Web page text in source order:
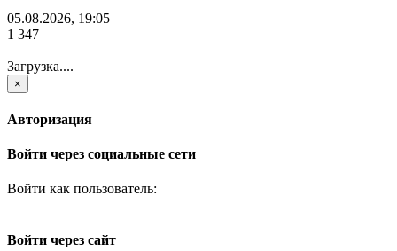
05.08.2026, 19:05
1 347
Загрузка....
×
Авторизация
Войти через социальные сети
Войти как пользователь:
Войти через сайт